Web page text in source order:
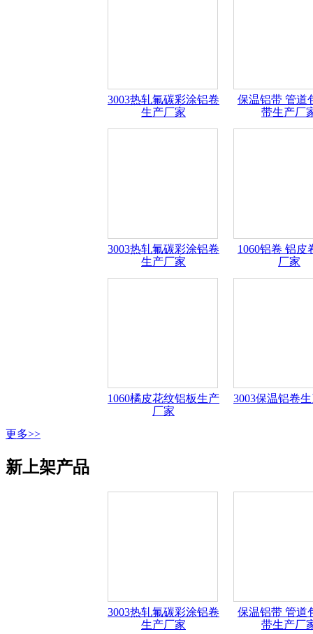
3003热轧氟碳彩涂铝卷
生产厂家
保温铝带 管道
带生产厂
3003热轧氟碳彩涂铝卷
生产厂家
1060铝卷 铝皮
厂家
1060橘皮花纹铝板生产
厂家
3003保温铝卷
更多>>
新上架产品
3003热轧氟碳彩涂铝卷
生产厂家
保温铝带 管道
带生产厂